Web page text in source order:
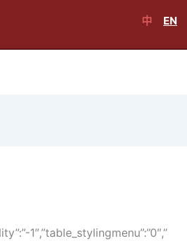
中 EN
1″,”table_stylingmenu”:”0″,”